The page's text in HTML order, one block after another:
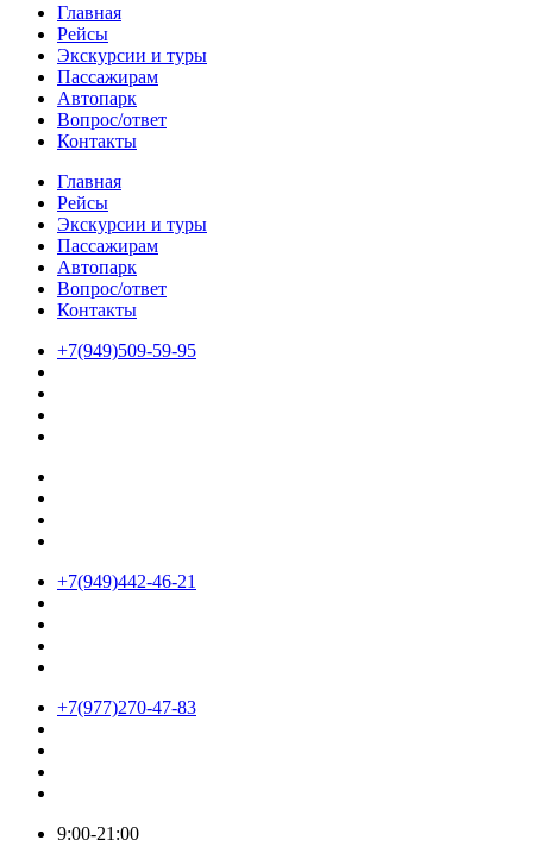
Главная
Рейсы
Экскурсии и туры
Пассажирам
Автопарк
Вопрос/ответ
Контакты
Главная
Рейсы
Экскурсии и туры
Пассажирам
Автопарк
Вопрос/ответ
Контакты
+7(949)509-59-95
+7(949)442-46-21
+7(977)270-47-83
9:00-21:00